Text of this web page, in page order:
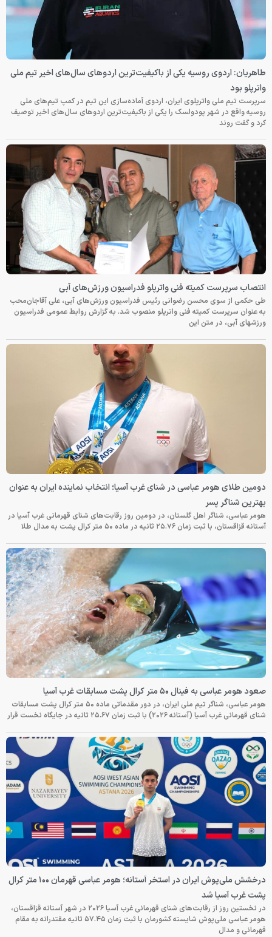
طاهریان: اردوی روسیه یکی از باکیفیت‌ترین اردوهای سال‌های اخیر تیم ملی
واترپلو بود
سرپرست تیم ملی واترپلوی ایران، اردوی آماده‌سازی این تیم در کمپ تیم‌های ملی
روسیه واقع در شهر پودولسک را یکی از باکیفیت‌ترین اردوهای سال‌های اخیر توصیف
کرد و گفت روند
انتصاب سرپرست کمیته فنی واترپلو فدراسیون ورزش‌های آبی
طی حکمی از سوی محسن رضوانی رئیس فدراسیون ورزش‌های آبی، علی آقاجان‌محب
به عنوان سرپرست کمیته فنی واترپلو منصوب شد. به گزارش روابط عمومی فدراسیون
ورزشهای آبی، در متن این
دومین طلای هومر عباسی در شنای غرب آسیا؛ انتخاب نماینده ایران به عنوان
بهترین شناگر پسر
هومر عباسی، شناگر اهل گلستان، در دومین روز رقابت‌های شنای قهرمانی غرب آسیا در
آستانه قزاقستان، با ثبت زمان ۲۵.۷۶ ثانیه در ماده ۵۰ متر کرال پشت به مدال طلا
صعود هومر عباسی به فینال ۵۰ متر کرال پشت مسابقات غرب آسیا
هومر عباسی، شناگر تیم ملی ایران، در دور مقدماتی ماده ۵۰ متر کرال پشت مسابقات
شنای قهرمانی غرب آسیا (آستانه ۲۰۲۶) با ثبت زمان ۲۵.۶۷ ثانیه در جایگاه نخست قرار
درخشش ملی‌پوش ایران در استخر آستانه؛ هومر عباسی قهرمان ۱۰۰ متر کرال
پشت غرب آسیا شد
در نخستین روز از رقابت‌های شنای قهرمانی غرب آسیا ۲۰۲۶ در شهر آستانه قزاقستان،
هومر عباسی ملی‌پوش شایسته کشورمان با ثبت زمان ۵۷.۴۵ ثانیه مقتدرانه به مقام
قهرمانی و مدال